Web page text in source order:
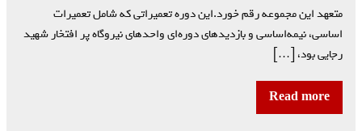
متعهد این مجموعه رقم خورد.این دوره تعمیراتی که شامل تعمیرات
اساسی، نیمه‌اساسی و بازدیدهای دوره‌ای واحدهای نیروگاه پر افتخار شهید
رجایی بود، […]
Read more